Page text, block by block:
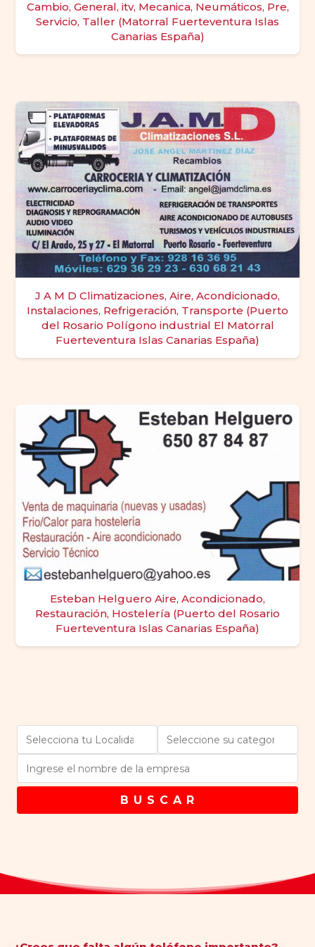
Cambio, General, itv, Mecanica, Neumáticos, Pre,
Servicio, Taller (Matorral Fuerteventura Islas
Canarias España)
J A M D Climatizaciones, Aire, Acondicionado,
Instalaciones, Refrigeración, Transporte (Puerto
del Rosario Polígono industrial El Matorral
Fuerteventura Islas Canarias España)
Esteban Helguero Aire, Acondicionado,
Restauración, Hostelería (Puerto del Rosario
Fuerteventura Islas Canarias España)
B U S C A R